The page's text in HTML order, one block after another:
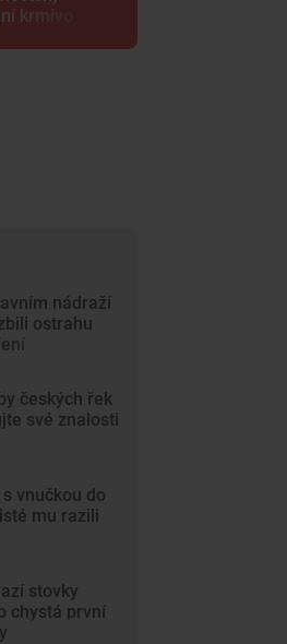
krmivo
nádraží
ostrahu
českých řek
své znalosti
vnučkou do
mu razili
stovky
chystá první